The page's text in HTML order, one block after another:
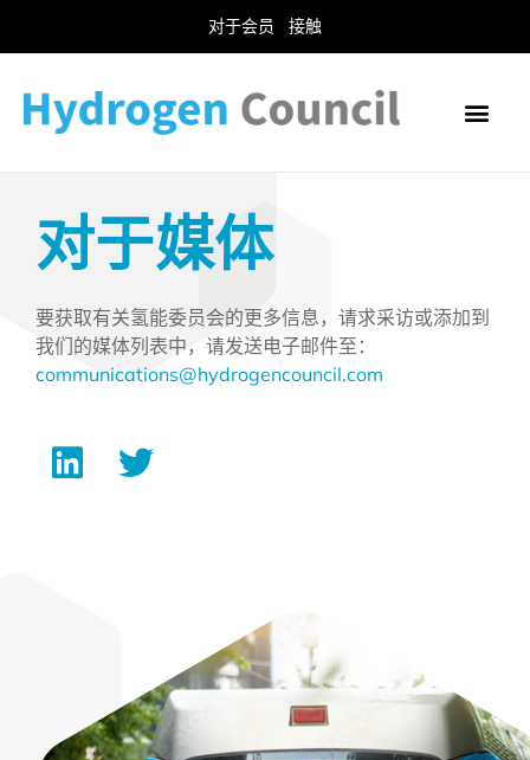
对于会员 接触
对于媒体
要获取有关氢能委员会的更多信息，请求采访或添加到
我们的媒体列表中，请发送电子邮件至：
communications@hydrogencouncil.com